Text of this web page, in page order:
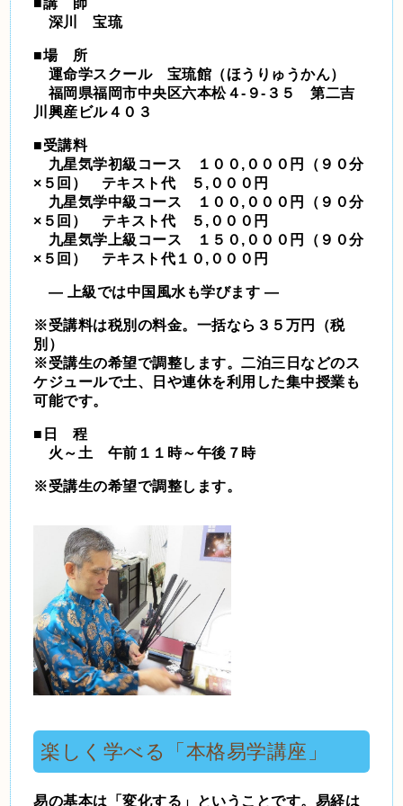
■講 師
深川 宝琉
■場 所
運命学スクール 宝琉館（ほうりゅうかん）
福岡県福岡市中央区六本松４-９-３５ 第二吉
川興産ビル４０３
■受講料
九星気学初級コース １００,０００円（９０分
×５回） テキスト代 ５,０００円
九星気学中級コース １００,０００円（９０分
×５回） テキスト代 ５,０００円
九星気学上級コース １５０,０００円（９０分
×５回） テキスト代１０,０００円
― 上級では中国風水も学びます ―
※受講料は税別の料金。一括なら３５万円（税
別）
※受講生の希望で調整します。二泊三日などのス
ケジュールで土、日や連休を利用した集中授業も
可能です。
■日 程
火～土 午前１１時～午後７時
※受講生の希望で調整します。
楽しく学べる「 本格易学講座」
易の基本は「変化する」ということです。易経は